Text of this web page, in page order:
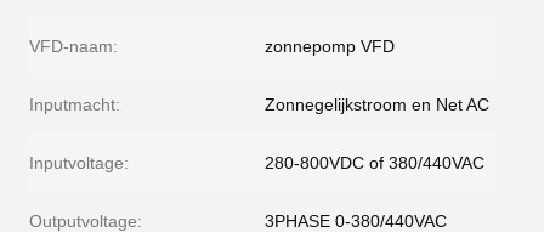
VFD-naam: zonnepomp VFD
Inputmacht: Zonnegelijkstroom en Net AC
Inputvoltage: 280-800VDC of 380/440VAC
Outputvoltage: 3PHASE 0-380/440VAC